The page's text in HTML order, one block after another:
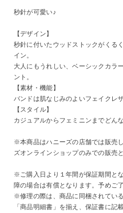
秒針が可愛い♪
【デザイン】
秒針に付いたウッドストックがくる
イン。
大人にもうれしい、ベーシックカラ
ント。
【素材・機能】
バンドは肌なじみのよいフェイクレザ
【スタイル】
カジュアルからフェミニンまでどん
※本商品はハニーズの店舗では販売
ズオンラインショップのみでの販売
※ご購入日より１年間が保証期間と
障の場合は有償となります。予めご
※修理の際は、商品に同梱されてい
「商品明細書」を揃え、保証書に記